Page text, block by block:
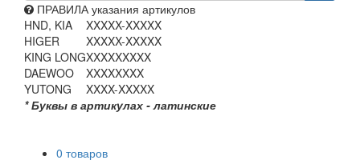
ПРАВИЛА указания артикулов
HND, KIA
XXXXX-XXXXX
HIGER
XXXXX-XXXXX
KING LONGXXXXXXXXX
DAEWOO
XXXXXXXX
YUTONG
XXXX-XXXXX
* Буквы в артикулах - латинские
0 товаров